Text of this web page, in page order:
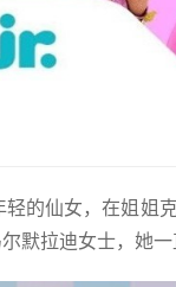
的仙女，在姐姐
默拉迪女士，她